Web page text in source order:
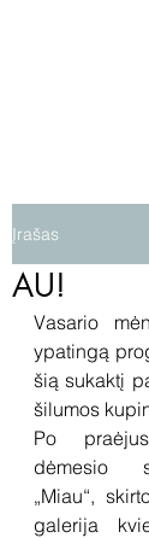
Įrašas
AU!
Vasario
ypatingą
šią sukaktį
šilumos
Po
dėmesio
„Miau“,
galerija